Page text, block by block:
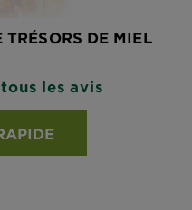
DE MIEL
basé sur les avis
les avis